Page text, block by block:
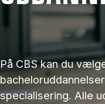
På CBS kan du
specialisering. Alle